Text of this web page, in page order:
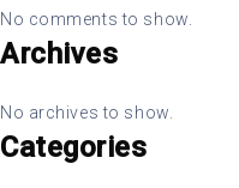
No comments to show.
Archives
No archives to show.
Categories